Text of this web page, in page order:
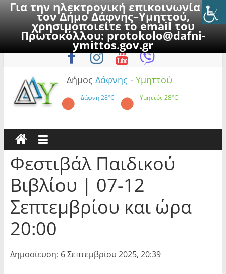
Για την ηλεκτρονική επικοινωνία με
τον Δήμο Δάφνης–Υμηττού,
χρησιμοποιείτε το email του
Πρωτοκόλλου:protokolo@dafni-
ymittos.gov.gr
to
Σάββατο, 8 Αυγούστου 2026
Δήμος Δάφνης - Υμηττού
Δάφνη28°C Υμηττός28°C
Φεστιβάλ Παιδικού
Βιβλίου | 07-12
Σεπτεμβρίου και ώρα
20:00
Δημοσίευση: 6 Σεπτεμβρίου 2025, 20:39